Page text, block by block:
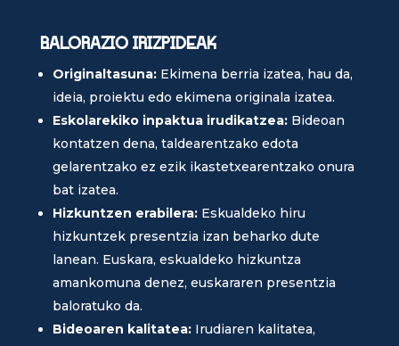
BALORAZIO IRIZPIDEAK
Originaltasuna:Ekimena berria izatea, hau da,
ideia, proiektu edo ekimena originala izatea.
Eskolarekiko inpaktua irudikatzea: Bideoan
kontatzen dena, taldearentzako edota
gelarentzako ez ezik ikastetxearentzako onura
bat izatea.
Hizkuntzen erabilera:Eskualdeko hiru
hizkuntzek presentzia izan beharko dute
lanean. Euskara, eskualdeko hizkuntza
amankomuna denez, euskararen presentzia
baloratuko da.
Bideoaren kalitatea:Irudiaren kalitatea,